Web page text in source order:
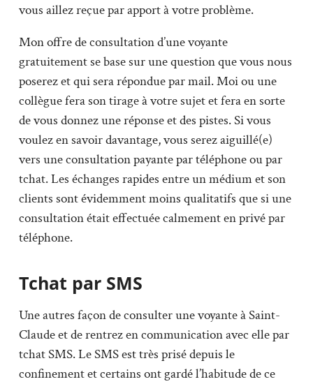
vous aillez reçue par apport à votre problème.
Mon offre de consultation d’une voyante
gratuitement se base sur une question que vous nous
poserez et qui sera répondue par mail. Moi ou une
collègue fera son tirage à votre sujet et fera en sorte
de vous donnez une réponse et des pistes. Si vous
voulez en savoir davantage, vous serez aiguillé(e)
vers une consultation payante par téléphone ou par
tchat. Les échanges rapides entre un médium et son
clients sont évidemment moins qualitatifs que si une
consultation était effectuée calmement en privé par
téléphone.
Tchat par SMS
Une autres façon de consulter une voyante à Saint-
Claude et de rentrez en communication avec elle par
tchat SMS. Le SMS est très prisé depuis le
confinement et certains ont gardé l’habitude de ce